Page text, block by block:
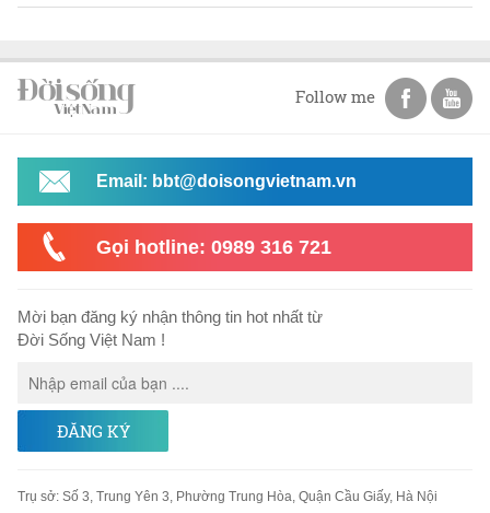
Follow me
Email: bbt@doisongvietnam.vn
Gọi hotline: 0989 316 721
Mời bạn đăng ký nhận thông tin hot nhất từ
Đời Sống Việt Nam !
ĐĂNG KÝ
Trụ sở: Số 3, Trung Yên 3, Phường Trung Hòa, Quận Cầu Giấy, Hà Nội